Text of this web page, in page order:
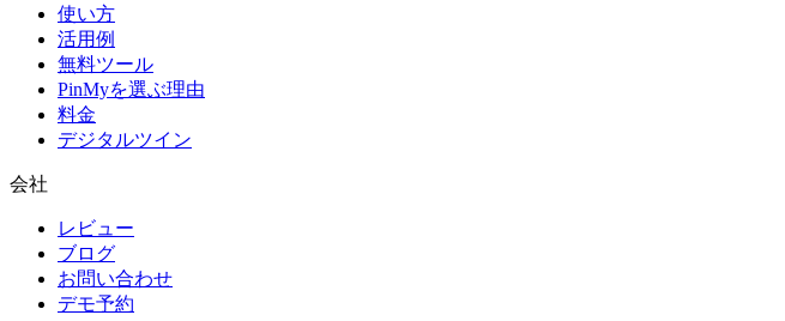
使い方
活用例
無料ツール
PinMyを選ぶ理由
料金
デジタルツイン
会社
レビュー
ブログ
お問い合わせ
デモ予約